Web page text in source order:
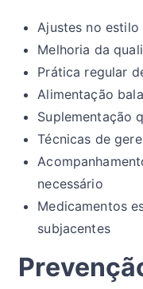
Ajustes no estilo
Melhoria da
Prática regular
Alimentação
Suplementação
Técnicas de
necessário
Medicamentos
subjacentes